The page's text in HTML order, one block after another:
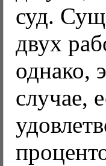
суд.
двух
однако,
случае,